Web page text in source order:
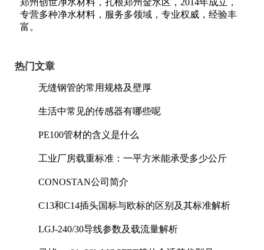
专营多种净水材料，服务多领域，专业权威，经验丰
富。
热门文章
无缝钢管的常用规格及壁厚
生活中常见的传感器有哪些呢
PE100管材的含义是什么
工业厂房载重标准：一平方米能承受多少公斤
CONOSTAN公司简介
C13和C14插头国标与欧标的区别及其标准解析
LGJ-240/30导线参数及载流量解析